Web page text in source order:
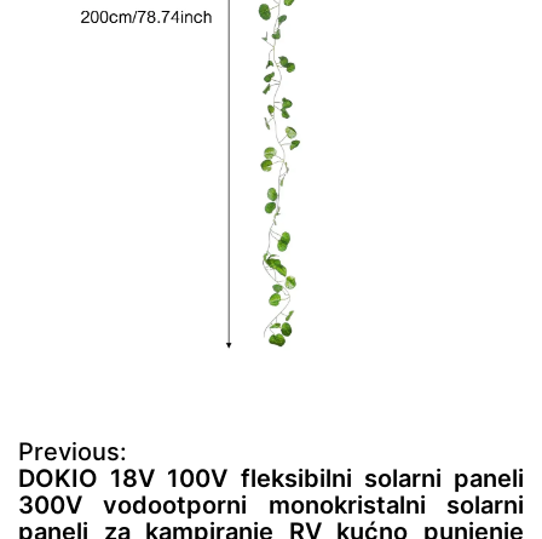
N
a
v
i
Previous:
DOKIO 18V 100V fleksibilni solarni paneli
300V vodootporni monokristalni solarni
paneli za kampiranje RV kućno punjenje